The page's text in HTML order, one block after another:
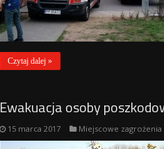
Czytaj dalej »
Ewakuacja osoby
15 marca 2017 Miejscowe zagrożenia